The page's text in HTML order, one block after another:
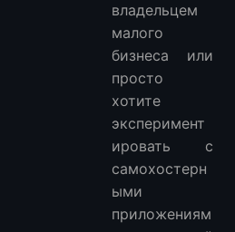
владельцем
малого
бизнеса или
просто
хотите
эксперимент
ировать с
самохостерн
ыми
приложениям